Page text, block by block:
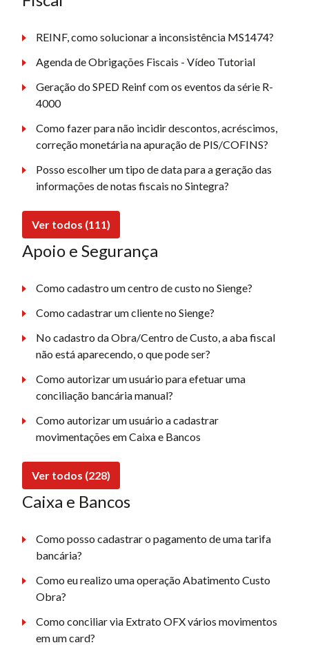
REINF, como solucionar a inconsistência MS1474?
Agenda de Obrigações Fiscais - Vídeo Tutorial
Geração do SPED Reinf com os eventos da série R-
4000
Como fazer para não incidir descontos, acréscimos,
correção monetária na apuração de PIS/COFINS?
Posso escolher um tipo de data para a geração das
informações de notas fiscais no Sintegra?
Ver todos (111)
Apoio e Segurança
Como cadastro um centro de custo no Sienge?
Como cadastrar um cliente no Sienge?
No cadastro da Obra/Centro de Custo, a aba fiscal
não está aparecendo, o que pode ser?
Como autorizar um usuário para efetuar uma
conciliação bancária manual?
Como autorizar um usuário a cadastrar
movimentações em Caixa e Bancos
Ver todos (228)
Caixa e Bancos
Como posso cadastrar o pagamento de uma tarifa
bancária?
Como eu realizo uma operação Abatimento Custo
Obra?
Como conciliar via Extrato OFX vários movimentos
em um card?